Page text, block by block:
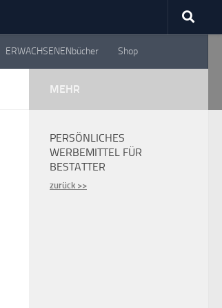
ERWACHSENENbücher Shop
MEHR
PERSÖNLICHES
WERBEMITTEL FÜR
BESTATTER
zurück >>